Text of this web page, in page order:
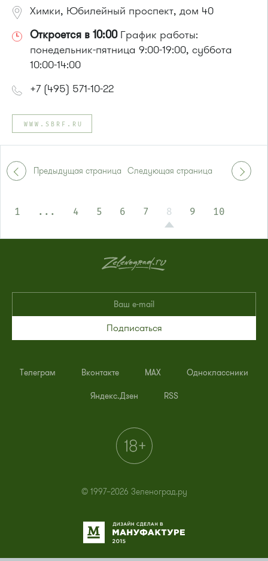
Химки, Юбилейный проспект, дом 40
Откроется в 10:00График работы:
понедельник-пятница 9:00-19:00, суббота
10:00-14:00
+7 (495) 571-10-22
WWW.SBRF.RU
Предыдущая страница Следующая страница
1 ... 4 5 6 7 8 9 10
Подписаться
Телеграм Вконтакте MAX Одноклассники
Яндекс.Дзен RSS
© 1997–2026 Зеленоград.ру